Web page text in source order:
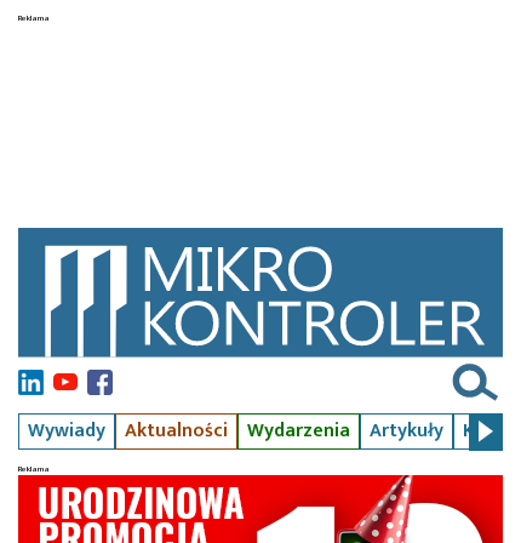
Wywiady Aktualności Wydarzenia Artykuły Kursy